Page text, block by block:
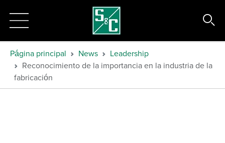
Página principal News
Leadership
Reconocimiento de la importancia en la industria de la
fabricación